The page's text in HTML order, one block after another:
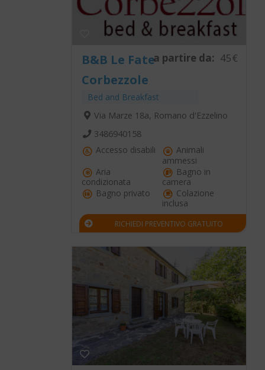
B&B Le Fate
Corbezzole
Bed and Breakfast
a partire da: 45€
Via Marze 18a, Romano d'Ezzelino
3486940158
Accesso disabili
Animali
ammessi
Aria
condizionata
Bagno in
camera
Bagno privato
Colazione
inclusa
RICHIEDI PREVENTIVO GRATUITO